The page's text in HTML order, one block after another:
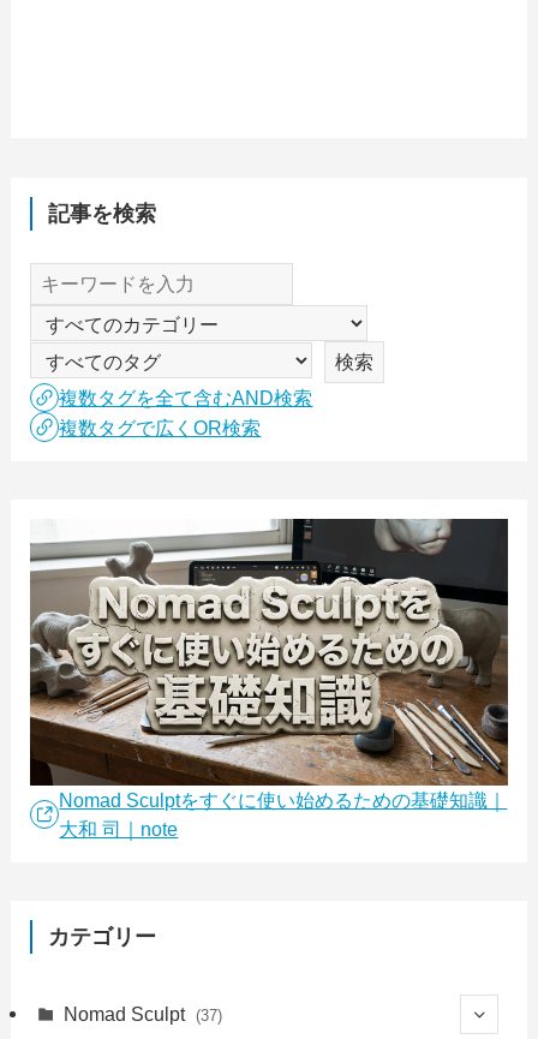
記事を検索
複数タグを全て含むAND検索
複数タグで広くOR検索
Nomad Sculptをすぐに使い始めるための基礎知識｜
大和 司｜note
カテゴリー
Nomad Sculpt (37)